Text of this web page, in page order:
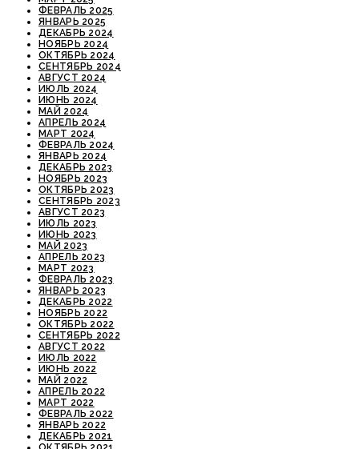
ФЕВРАЛЬ 2025
ЯНВАРЬ 2025
ДЕКАБРЬ 2024
НОЯБРЬ 2024
ОКТЯБРЬ 2024
СЕНТЯБРЬ 2024
АВГУСТ 2024
ИЮЛЬ 2024
ИЮНЬ 2024
МАЙ 2024
АПРЕЛЬ 2024
МАРТ 2024
ФЕВРАЛЬ 2024
ЯНВАРЬ 2024
ДЕКАБРЬ 2023
НОЯБРЬ 2023
ОКТЯБРЬ 2023
СЕНТЯБРЬ 2023
АВГУСТ 2023
ИЮЛЬ 2023
ИЮНЬ 2023
МАЙ 2023
АПРЕЛЬ 2023
МАРТ 2023
ФЕВРАЛЬ 2023
ЯНВАРЬ 2023
ДЕКАБРЬ 2022
НОЯБРЬ 2022
ОКТЯБРЬ 2022
СЕНТЯБРЬ 2022
АВГУСТ 2022
ИЮЛЬ 2022
ИЮНЬ 2022
МАЙ 2022
АПРЕЛЬ 2022
МАРТ 2022
ФЕВРАЛЬ 2022
ЯНВАРЬ 2022
ДЕКАБРЬ 2021